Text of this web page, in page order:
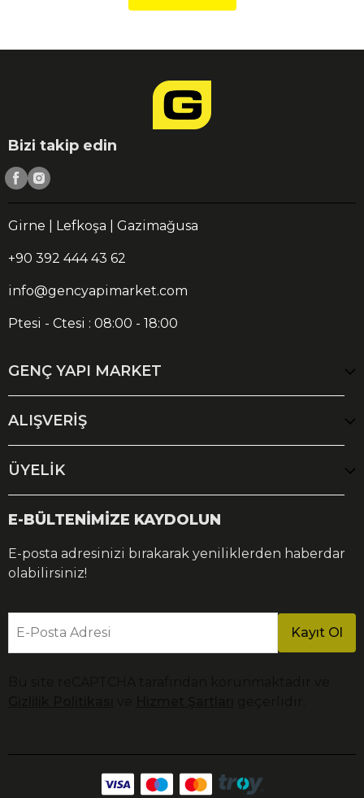
Bizi takip edin
Girne | Lefkoşa | Gazimağusa
+90 392 444 43 62
info@gencyapimarket.com
Ptesi - Ctesi : 08:00 - 18:00
GENÇ YAPI MARKET
ALIŞVERİŞ
ÜYELİK
E-BÜLTENİMİZE KAYDOLUN
E-posta adresinizi bırakarak yeniliklerden haberdar
olabilirsiniz!
E-Posta Adresi Kayıt Ol